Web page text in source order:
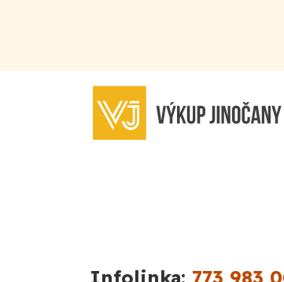
Infolinka: 773 983